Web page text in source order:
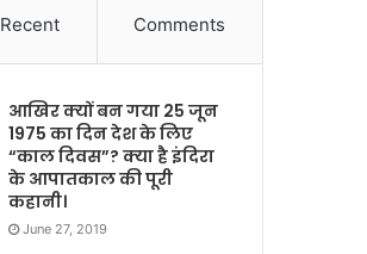
Recent Comments
आखिर क्यों बन गया 25 जून
1975 का दिन देश के लिए
“काल दिवस”? क्या है इंदिरा
के आपातकाल की पूरी
कहानी।
June 27, 2019